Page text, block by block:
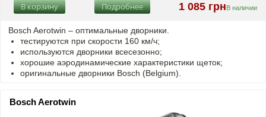
1 085 грн В наличии
Подробнее
В корзину
Bosch Aerotwin – оптимальные дворники.
тестируются при скорости 160 км/ч;
используются дворники всесезонно;
хорошие аэродинамические характеристики щеток;
оригинальные дворники Bosch (Belgium).
Bosch Aerotwin